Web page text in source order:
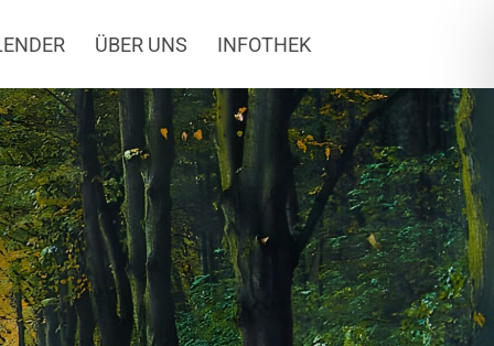
ÜBER UNS INFOTHEK